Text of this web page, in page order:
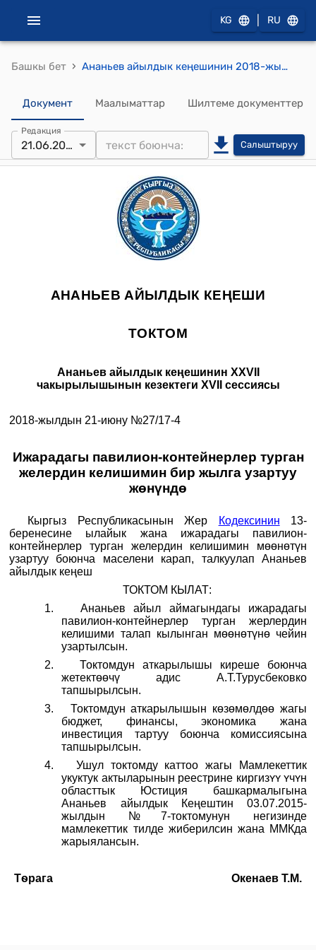
KG RU
Башкы бет › Ананьев айылдык кеңешинин 2018-жылдын 21-июнундагы №27/17-4 "Ижарадагы павилион-контейнерлер турган желердин келишимин бир жылга узартуу жөнүндө" токтому
Документ Маалыматтар Шилтеме документтер
Редакция
21.06.2018 Салыштыруу